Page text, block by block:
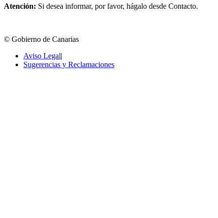
Atención: Si desea informar, por favor, hágalo desde Contacto.
© Gobierno de Canarias
Aviso Legal|
Sugerencias y Reclamaciones